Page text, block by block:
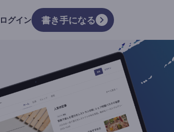
ログイン 書き手になる